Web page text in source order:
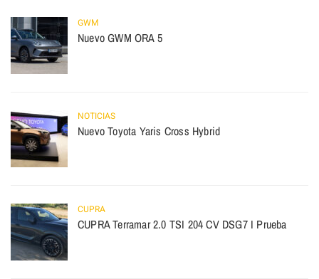
GWM
Nuevo GWM ORA 5
NOTICIAS
Nuevo Toyota Yaris Cross Hybrid
CUPRA
CUPRA Terramar 2.0 TSI 204 CV DSG7 I Prueba